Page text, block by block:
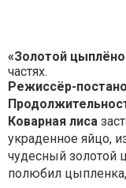
«Золотой
частях.
Режиссёр-
Коварная лиса
украденное яйцо,
чудесный золотой
полюбил цыпленка,